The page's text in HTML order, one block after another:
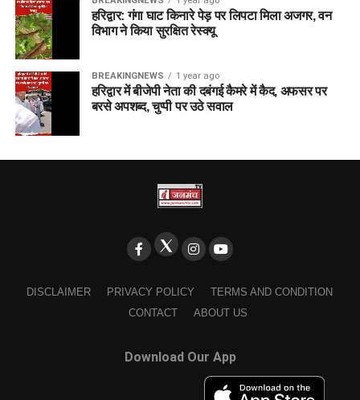
हरिद्वार: गंगा घाट किनारे पेड़ पर लिपटा मिला अजगर, वन
विभाग ने किया सुरक्षित रेस्क्यू
BREAKINGNEWS 1 year ago
हरिद्वार में बीजेपी नेता की दबंगई कैमरे में कैद, अफसर पर
बरसे अपशब्द, चुप्पी पर उठे सवाल
DISCLAIMER PRIVACY POLICY
TERMS AND CONDITION
CONTACT
ABOUT US
Download Our App